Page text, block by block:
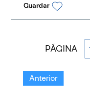
Guardar
PÁGINA
Anterior